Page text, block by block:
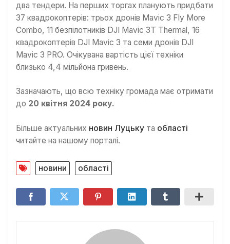
два тендери. На перших торгах планують придбати
37 квадрокоптерів: трьох дронів Mavic 3 Fly More
Combo, 11 безпілотників DJI Mavic 3T Thermal, 16
квадрокоптерів DJI Mavic 3 та семи дронів DJI
Mavic 3 PRO. Очікувана вартість цієї техніки
близько 4,4 мільйона гривень.
Зазначають, що всю техніку громада має отримати
до 20 квітня 2024 року.
Більше актуальних новин Луцьку та області
читайте на нашому порталі.
новини області